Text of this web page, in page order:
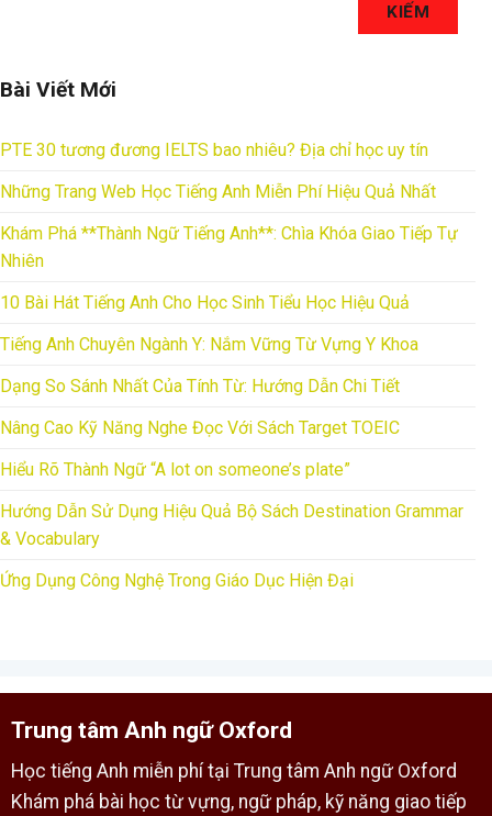
KIẾM
Bài Viết Mới
PTE 30 tương đương IELTS bao nhiêu? Địa chỉ học uy tín
Những Trang Web Học Tiếng Anh Miễn Phí Hiệu Quả Nhất
Khám Phá **Thành Ngữ Tiếng Anh**: Chìa Khóa Giao Tiếp Tự
Nhiên
10 Bài Hát Tiếng Anh Cho Học Sinh Tiểu Học Hiệu Quả
Tiếng Anh Chuyên Ngành Y: Nắm Vững Từ Vựng Y Khoa
Dạng So Sánh Nhất Của Tính Từ: Hướng Dẫn Chi Tiết
Nâng Cao Kỹ Năng Nghe Đọc Với Sách Target TOEIC
Hiểu Rõ Thành Ngữ “A lot on someone’s plate”
Hướng Dẫn Sử Dụng Hiệu Quả Bộ Sách Destination Grammar
& Vocabulary
Ứng Dụng Công Nghệ Trong Giáo Dục Hiện Đại
Trung tâm Anh ngữ Oxford
Học tiếng Anh miễn phí tại Trung tâm Anh ngữ Oxford
Khám phá bài học từ vựng, ngữ pháp, kỹ năng giao tiếp